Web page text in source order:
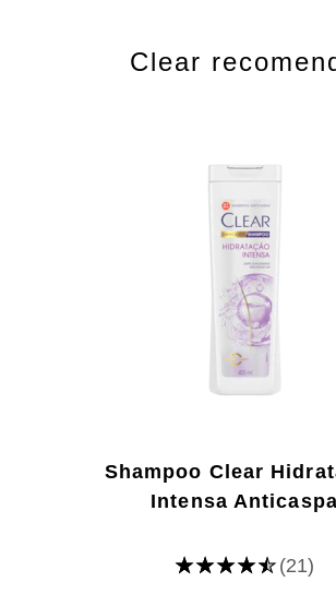
Clear
Shampoo Clear
Intensa Anticaspa
A
(21)